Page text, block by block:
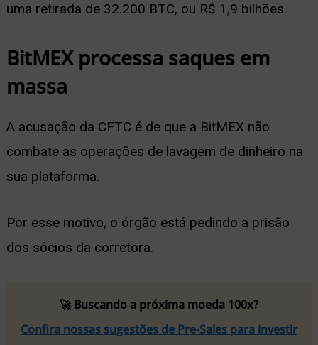
uma retirada de 32.200 BTC, ou R$ 1,9 bilhões.
BitMEX processa saques em
massa
A acusação da CFTC é de que a BitMEX não
combate as operações de lavagem de dinheiro na
sua plataforma.
Por esse motivo, o órgão está pedindo a prisão
dos sócios da corretora.
🚀 Buscando a próxima moeda 100x?
Confira nossas sugestões de Pre-Sales para investir